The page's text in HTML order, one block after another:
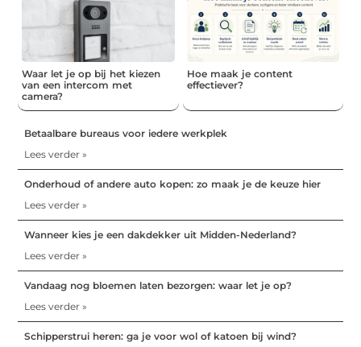
Waar let je op bij het kiezen
van een intercom met
camera?
Hoe maak je content
effectiever?
Betaalbare bureaus voor iedere werkplek
Lees verder »
Onderhoud of andere auto kopen: zo maak je de keuze hier
Lees verder »
Wanneer kies je een dakdekker uit Midden-Nederland?
Lees verder »
Vandaag nog bloemen laten bezorgen: waar let je op?
Lees verder »
Schipperstrui heren: ga je voor wol of katoen bij wind?